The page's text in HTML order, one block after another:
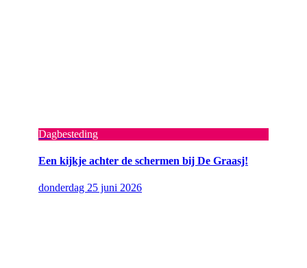
Dagbesteding
Een kijkje achter de schermen bij De Graasj!
donderdag 25 juni 2026